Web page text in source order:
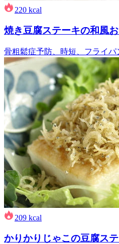
220 kcal
焼き豆腐ステーキの和風
骨粗鬆症予防、時短、フライパ
209 kcal
かりかりじゃこの豆腐ス